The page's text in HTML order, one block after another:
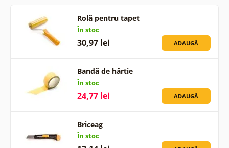
Rolă pentru tapet
În stoc
30,97 lei ADAUGĂ
Bandă de hârtie
În stoc
24,77 lei ADAUGĂ
Briceag
În stoc